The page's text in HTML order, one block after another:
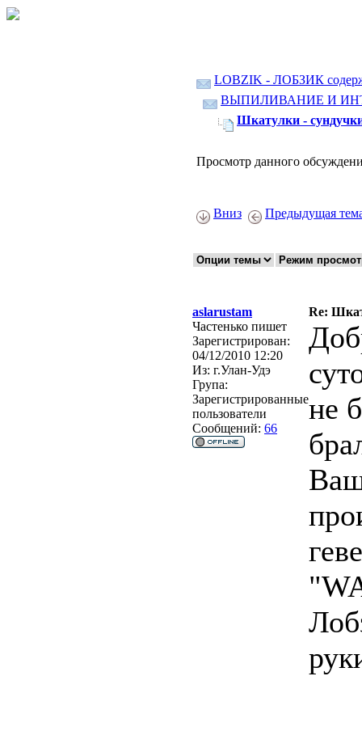
LOBZIK - ЛОБЗИК
ВЫПИЛИВАНИЕ И
Шкатулки -
Просмотр данного
Вниз Предыдущая
aslarustam
Re:
Частенько пишет
Зарегистрирован:
04/12/2010 12:20
Из: г.Улан-Удэ
Група:
Зарегистрированные
пользователи
Сообщений: 66
не